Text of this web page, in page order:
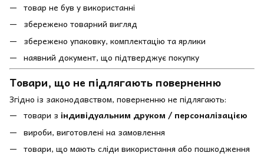
товар не був у використанні
збережено товарний вигляд
збережено упаковку, комплектацію та ярлики
наявний документ, що підтверджує покупку
Товари, що не підлягають поверненню
Згідно із законодавством, поверненню не підлягають:
товари з індивідуальним друком / персоналізацією
вироби, виготовлені на замовлення
товари, що мають сліди використання або пошкодження